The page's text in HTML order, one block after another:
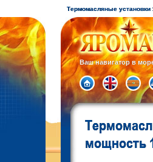
Термомасляные
Ваш навигатор в
мощность